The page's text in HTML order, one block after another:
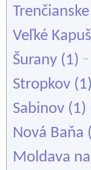
Veľké
Šurany (1) -
Stropkov (1)
Sabinov (1)
Nová Baňa
Moldava